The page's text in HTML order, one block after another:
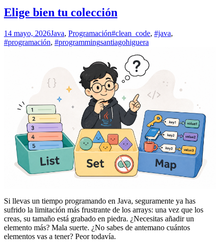
Elige bien tu colección
14 mayo, 2026Java, Programación#clean_code, #java,
#programación, #programmingsantiagohiguera
Si llevas un tiempo programando en Java, seguramente ya has
sufrido la limitación más frustrante de los arrays: una vez que los
creas, su tamaño está grabado en piedra. ¿Necesitas añadir un
elemento más? Mala suerte. ¿No sabes de antemano cuántos
elementos vas a tener? Peor todavía.